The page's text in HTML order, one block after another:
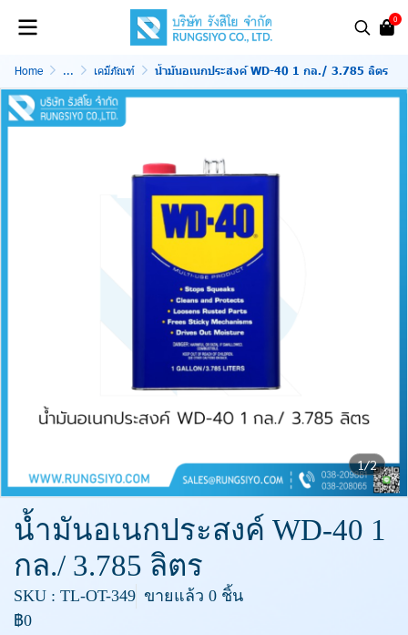
0
Home ... เคมีภัณฑ์ น้ำมันอเนกประสงค์ WD-40 1 กล./ 3.785 ลิตร
1/2
น้ำมันอเนกประสงค์ WD-40 1
กล./ 3.785 ลิตร
SKU : TL-OT-349 ขายแล้ว 0 ชิ้น
฿0